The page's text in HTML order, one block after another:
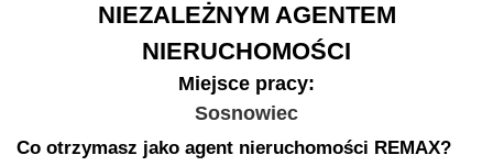
NIEZALEŻNYM AGENTEM
NIERUCHOMOŚCI
Miejsce pracy:
Sosnowiec
Co otrzymasz jako agent nieruchomości REMAX?